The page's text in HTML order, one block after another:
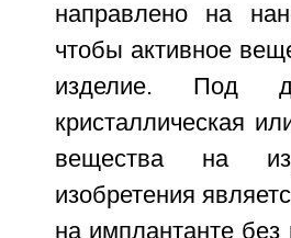
направлено на
чтобы активное
изделие. Под
кристаллическая
вещества на
изобретения
на имплантанте